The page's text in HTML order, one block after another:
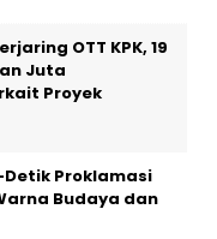
OTT KPK, 19
Juta
Proyek
Detik Proklamasi
Budaya dan